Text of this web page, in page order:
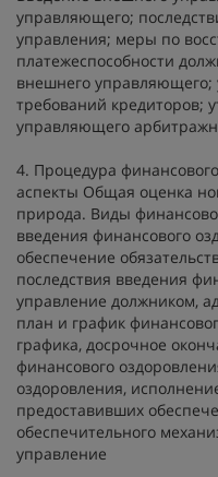
управляющего;
управления; меры по
платежеспособности
внешнего управляющего;
требований кредиторов;
управляющего
4. Процедура
аспекты Общая оценка
природа. Виды
введения финансового
обеспечение
последствия введения
управление должником,
план и график
графика, досрочное
финансового
оздоровления,
предоставивших
обеспечительного
управление